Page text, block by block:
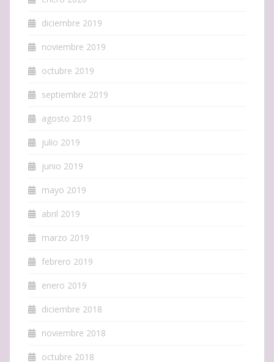
diciembre 2019
noviembre 2019
octubre 2019
septiembre 2019
agosto 2019
julio 2019
junio 2019
mayo 2019
abril 2019
marzo 2019
febrero 2019
enero 2019
diciembre 2018
noviembre 2018
octubre 2018